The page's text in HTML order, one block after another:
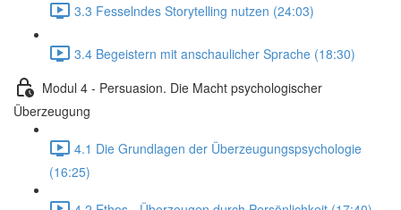
3.3 Fesselndes Storytelling nutzen (24:03)
3.4 Begeistern mit anschaulicher Sprache (18:30)
Modul 4 - Persuasion. Die Macht psychologischer
Überzeugung
4.1 Die Grundlagen der Überzeugungspsychologie
(16:25)